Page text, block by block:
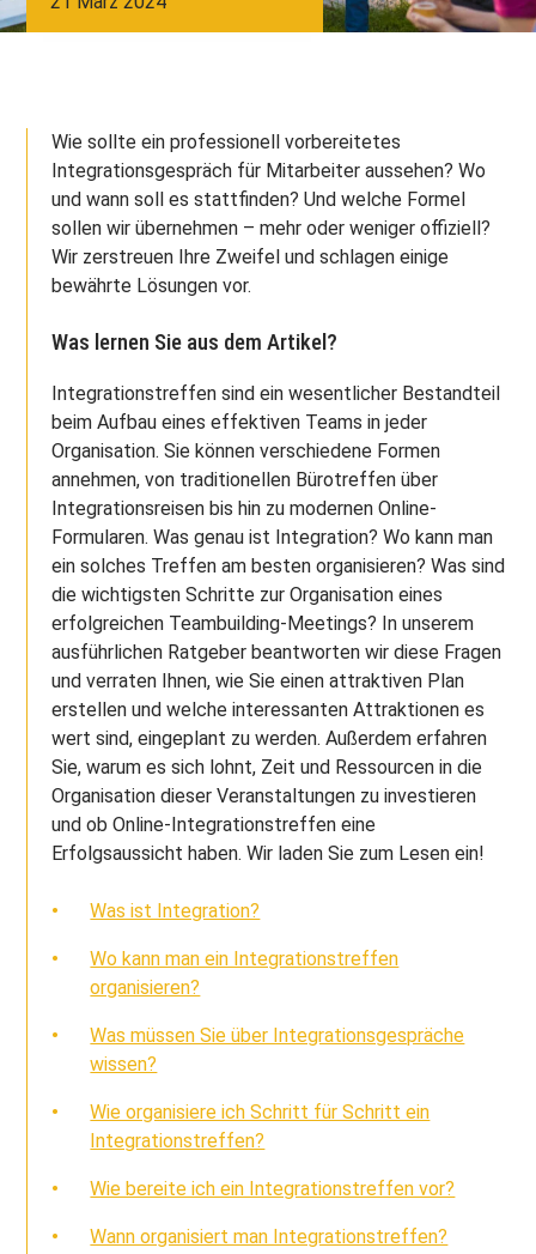
Wie sollte ein professionell vorbereitetes
Integrationsgespräch für Mitarbeiter aussehen? Wo
und wann soll es stattfinden? Und welche Formel
sollen wir übernehmen – mehr oder weniger offiziell?
Wir zerstreuen Ihre Zweifel und schlagen einige
bewährte Lösungen vor.
Was lernen Sie aus dem Artikel?
Integrationstreffen sind ein wesentlicher Bestandteil
beim Aufbau eines effektiven Teams in jeder
Organisation. Sie können verschiedene Formen
annehmen, von traditionellen Bürotreffen über
Integrationsreisen bis hin zu modernen Online-
Formularen. Was genau ist Integration? Wo kann man
ein solches Treffen am besten organisieren? Was sind
die wichtigsten Schritte zur Organisation eines
erfolgreichen Teambuilding-Meetings? In unserem
ausführlichen Ratgeber beantworten wir diese Fragen
und verraten Ihnen, wie Sie einen attraktiven Plan
erstellen und welche interessanten Attraktionen es
wert sind, eingeplant zu werden. Außerdem erfahren
Sie, warum es sich lohnt, Zeit und Ressourcen in die
Organisation dieser Veranstaltungen zu investieren
und ob Online-Integrationstreffen eine
Erfolgsaussicht haben. Wir laden Sie zum Lesen ein!
Was ist Integration?
Wo kann man ein Integrationstreffen
organisieren?
Was müssen Sie über Integrationsgespräche
wissen?
Wie organisiere ich Schritt für Schritt ein
Integrationstreffen?
Wie bereite ich ein Integrationstreffen vor?
Wann organisiert man Integrationstreffen?